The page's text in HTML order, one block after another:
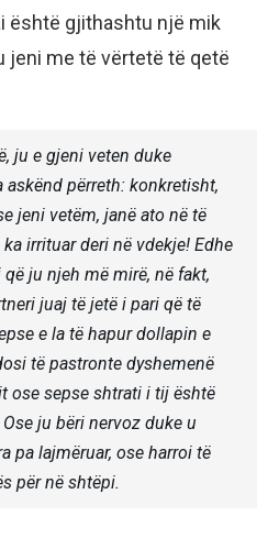
është gjithashtu një mik
jeni me të vërtetë të qetë
ju e gjeni veten duke
përreth: konkretisht,
jeni vetëm, janë ato në të
irrituar deri në vdekje! Edhe
ju njeh më mirë, në fakt,
juaj të jetë i pari që të
e la të hapur dollapin e
të pastronte dyshemenë
ose sepse shtrati i tij është
ju bëri nervoz duke u
pa lajmëruar, ose harroi të
për në shtëpi.